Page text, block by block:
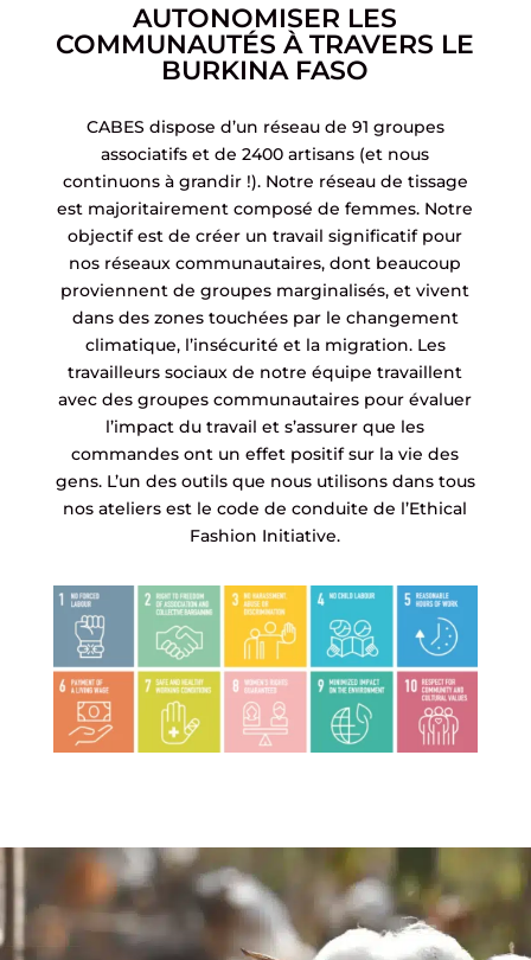
AUTONOMISER LES
COMMUNAUTÉS À TRAVERS LE
BURKINA FASO
CABES dispose d’un réseau de 91 groupes
associatifs et de 2400 artisans (et nous
continuons à grandir !). Notre réseau de tissage
est majoritairement composé de femmes. Notre
objectif est de créer un travail significatif pour
nos réseaux communautaires, dont beaucoup
proviennent de groupes marginalisés, et vivent
dans des zones touchées par le changement
climatique, l’insécurité et la migration. Les
travailleurs sociaux de notre équipe travaillent
avec des groupes communautaires pour évaluer
l’impact du travail et s’assurer que les
commandes ont un effet positif sur la vie des
gens. L’un des outils que nous utilisons dans tous
nos ateliers est le code de conduite de l’Ethical
Fashion Initiative.